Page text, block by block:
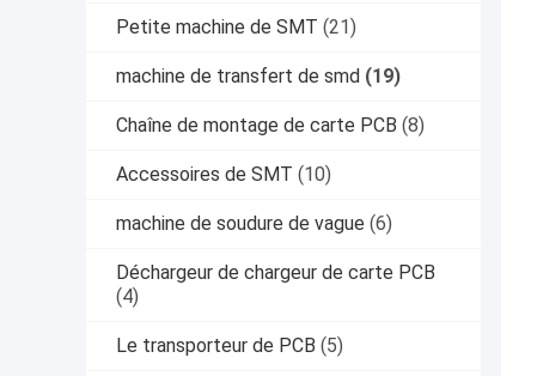
Petite machine de SMT (21)
machine de transfert de smd (19)
Chaîne de montage de carte PCB (8)
Accessoires de SMT (10)
machine de soudure de vague (6)
Déchargeur de chargeur de carte PCB
(4)
Le transporteur de PCB (5)